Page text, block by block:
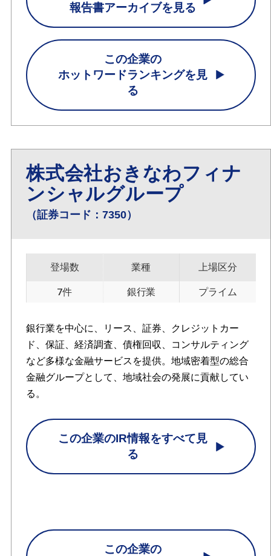
報告書アーカイブを見る
この企業の
ホットワードランキングを見
る
株式会社おきなわフィナ
ンシャルグループ
（証券コード：7350）
登場数
7件
業種
銀行業
上場区分
プライム
銀行業を中心に、リース、証券、クレジットカー
ド、保証、経済調査、債権回収、コンサルティング
など多様な金融サービスを提供。地域密着型の総合
金融グループとして、地域社会の発展に貢献してい
る。
この企業のIR情報をすべて見
る
この企業の